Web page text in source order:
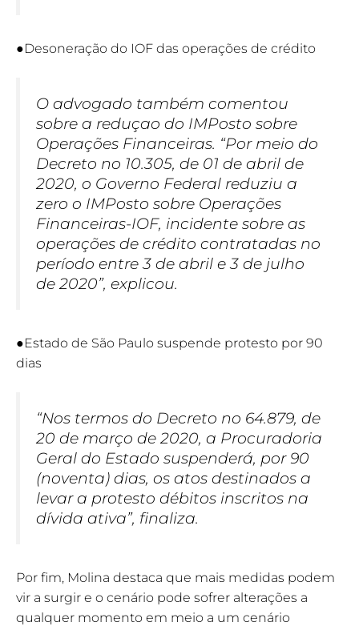
●Desoneração do IOF das operações de crédito
O advogado também comentou
sobre a reduçao do IMPosto sobre
Operações Financeiras. “Por meio do
Decreto no 10.305, de 01 de abril de
2020, o Governo Federal reduziu a
zero o IMPosto sobre Operações
Financeiras-IOF, incidente sobre as
operações de crédito contratadas no
período entre 3 de abril e 3 de julho
de 2020”, explicou.
●Estado de São Paulo suspende protesto por 90
dias
“Nos termos do Decreto no 64.879, de
20 de março de 2020, a Procuradoria
Geral do Estado suspenderá, por 90
(noventa) dias, os atos destinados a
levar a protesto débitos inscritos na
dívida ativa”, finaliza.
Por fim, Molina destaca que mais medidas podem
vir a surgir e o cenário pode sofrer alterações a
qualquer momento em meio a um cenário